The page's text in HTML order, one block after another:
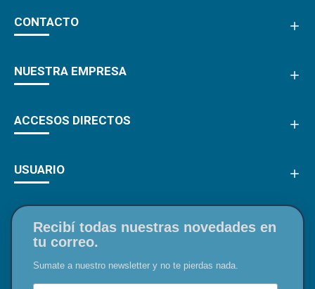
CONTACTO
NUESTRA EMPRESA
ACCESOS DIRECTOS
USUARIO
Recibí todas nuestras novedades en
tu correo.
Sumate a nuestro newsletter y no te pierdas nada.